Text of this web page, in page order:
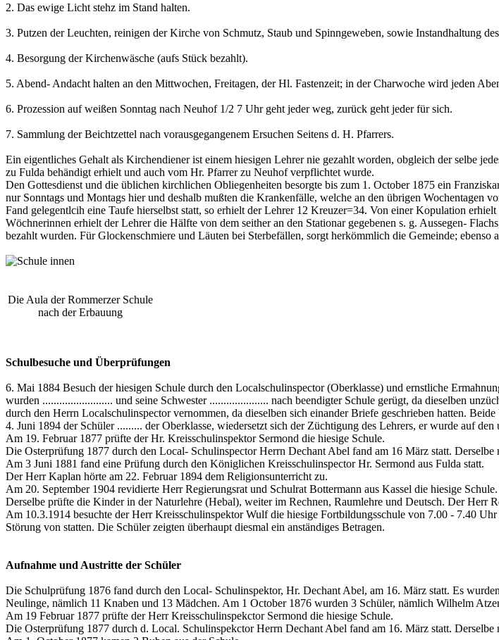
2. Das ewige Licht stehz im Stand halten.
3. Putzen der Leuchten, reinigen der Kirche von Schmutz, Staub und Spinngeweben, sowie Instandhaltung
4. Besorgung der Kirchenwäsche (aufs Stück bezahlt).
5. Abend- Andacht halten an den Mittwochen, Freitagen, der Hl. Fastenzeit; in der Charwoche wird jeden
6. Prozession auf weißen Sonntag nach Neuhof 1/2 7 Uhr geht jeder weg, zurück geht jeder für sich.
7. Sammlung der Beichtzettel nach vorausgegangenem Ersuchen Seitens d. H. Pfarrers.
Ein eigentliches Gehalt als Kirchendiener ist einem hiesigen Lehrer nie gezahlt worden, obgleich der selbe
zu Fulda behändigt erhielt und auch vom Hr. Pfarrer zu Neuhof verpflichtet wurde.
Den Gottesdienst und die üblichen kirchlichen Obliegenheiten besorgte bis zum 1. October 1875 ein
nur Sonntags und Montags hier und deshalb mußten die Krankenfälle, welche an den übrigen Wochentagen
Fand gelegentlcih eine Taufe hierselbst statt, so erhielt der Lehrer 12 Kreuzer=34. Von einer Kopulation
Wöchnerinnen erhielt der Lehrer die Hälfte von dem seither an den Stationar gegebenen s. g. Aussegen-
bezahlt wurden. Für Glockenschmiere und Läuten bei Sterbefällen, sorgt herkömmlich die Gemeinde; ebenso
Die Aula der Rommerzer Schule
nach der Erbauung
Schulbesuche und Überprüfungen
6. Mai 1884 Besuch der hiesigen Schule durch den Localschulinspector (Oberklasse) und ernstliche
wurden ......................... und seine Schwester ..................... nach beendigter Schule gerügt, da dieselben
durch den Herrn Localschulinspector vernommen, da dieselben sich einander Briefe geschrieben hatten.
4. Juni 1894 der Schüler ......... der Oberklasse, wiedersetzt sich der Züchtigung des Lehrers, er wurde auf
Am 19. Februar 1877 prüfte der Hr. Kreisschulinspektor Sermond die hiesige Schule.
Die Osterprüfung 1877 durch den Local- Schulinspector Herrn Dechant Abel fand am 16 März statt. Derselbe
Am 3 Juni 1881 fand eine Prüfung durch den Königlichen Kreisschulinspector Hr. Sermond aus Fulda statt.
Der Herr Kaplan hörte am 22. Februar 1894 dem Religionsunterricht zu.
Am 20. September 1904 revidierte Herr Regierungsrat und Schulrat Bottermann aus Kassel die hiesige
Derselbe prüfte die Kinder in der Naturlehre (Hebal), weiter im Rechnen, Raumlehre und Deutsch. Der Herr
Am 10.3.1914 besuchte der Herr Kreisschulinspektor Wulf die hiesige Fortbildungsschule von 7.00 - 7.40
Störung von statten. Die Schüler zeigten überhaupt diesmal ein anständiges Betragen.
Aufnahme und Austritte der Schüler
Die Schulprüfung 1876 fand durch den Local- Schulinspektor, Hr. Dechant Abel, am 16. März statt. Es
Neulinge, nämlich 11 Knaben und 13 Mädchen. Am 1 October 1876 wurden 3 Schüler, nämlich Wilhelm
Am 19 Februar 1877 prüfte der Herr Kreisschulinspekctor Sermond die hiesige Schule.
Die Osterprüfung 1877 durch d. Local. Schulinspekctor Herrn Dechant Abel fand am 16. März statt. Derselbe